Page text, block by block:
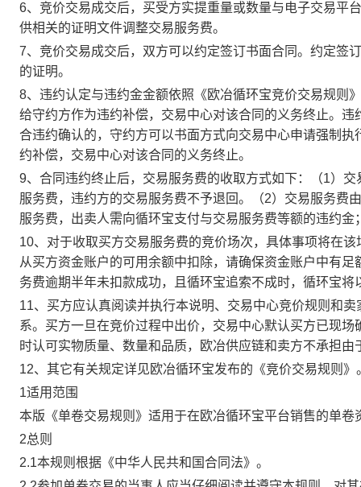
6、竞价交易成交后，买受方实提重量或数量与电子交易平
供相关的证明文件调整交易服务费。
7、竞价交易成交后，双方可以约定签订书面合同。约定签
的证明。
8、违约认定与违约金金额依照《欧冶循环宝竞价交易规则
给守约方作为违约补偿，交易中心对该合同的义务终止。
合违约确认的，守约方可以书面方式向交易中心申请强制
约补偿，交易中心对该合同的义务终止。
9、合同违约终止后，交易服务费的收取方式如下：（1）
服务费，违约方的交易服务费不予退回。（2）交易服务费
服务费，出卖人需向循环宝支付与交易服务费等额的违约
10、对于收取买方交易服务费的竞价场次，具体事项将在
从买方资金账户的可用余额中扣除，请确保资金账户中有
务费逾期半年未扣款成功，且循环宝追索不成时，循环宝将
11、买方应认真阅读并执行本说明、交易中心竞价规则和
系。买方一旦在竞价过程中出价，交易中心默认买方已现
时认可实物质量、数量和品质，欧冶供应链和卖方不承担由
12、其它有关规定详见欧冶循环宝发布的《竞价交易规则》
1适用范围
本版《单卷交易规则》适用于在欧冶循环宝平台销售的单卷
2总则
2.1本规则根据《中华人民共和国合同法》。